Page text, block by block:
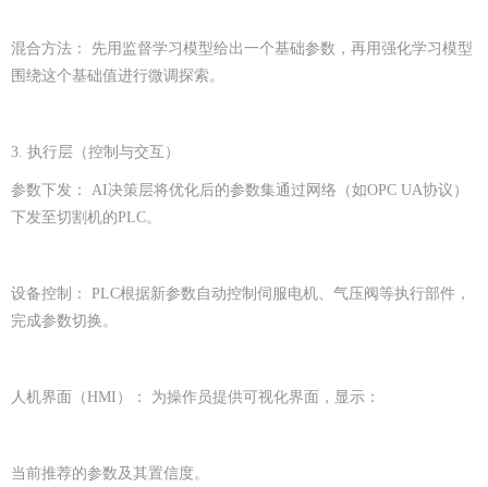
混合方法： 先用监督学习模型给出一个基础参数，再用强化学习模型
围绕这个基础值进行微调探索。
3. 执行层（控制与交互）
参数下发： AI决策层将优化后的参数集通过网络（如OPC UA协议）
下发至切割机的PLC。
设备控制： PLC根据新参数自动控制伺服电机、气压阀等执行部件，
完成参数切换。
人机界面（HMI）： 为操作员提供可视化界面，显示：
当前推荐的参数及其置信度。